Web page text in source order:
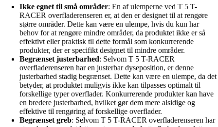
Ikke egnet til små områder: En af ulemperne ved T 5 T-
RACER overfladerenseren er, at den er designet til at rengøre
større områder. Dette kan være en ulempe, hvis du kun har
behov for at rengøre mindre områder, da produktet ikke er så
effektivt eller praktisk til dette formål som konkurrerende
produkter, der er specifikt designet til mindre områder.
Begrænset justerbarhed: Selvom T 5 T-RACER
overfladerenseren har en justerbar dyseposition, er denne
justerbarhed stadig begrænset. Dette kan være en ulempe, da det
betyder, at produktet muligvis ikke kan tilpasses optimalt til
forskellige typer overflader. Konkurrerende produkter kan have
en bredere justerbarhed, hvilket gør dem mere alsidige og
effektive til rengøring af forskellige overflader.
Begrænset greb: Selvom T 5 T-RACER overfladerenseren har